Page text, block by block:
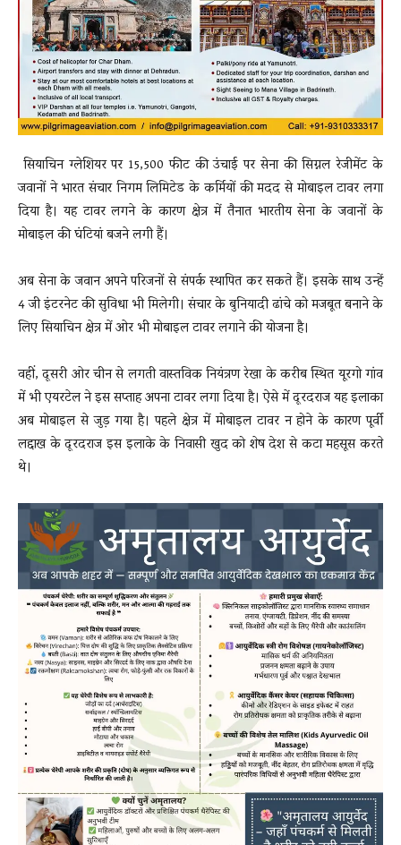
सियाचिन ग्लेशियर पर 15,500 फीट की उंचाई पर सेना की सिग्नल रेजीमेंट के
जवानों ने भारत संचार निगम लिमिटेड के कर्मियों की मदद से मोबाइल टावर लगा
दिया है। यह टावर लगने के कारण क्षेत्र में तैनात भारतीय सेना के जवानों के
मोबाइल की घंटियां बजने लगी हैं।
अब सेना के जवान अपने परिजनों से संपर्क स्थापित कर सकते हैं। इसके साथ उन्हें
4 जी इंटरनेट की सुविधा भी मिलेगी। संचार के बुनियादी ढांचे को मजबूत बनाने के
लिए सियाचिन क्षेत्र में ओर भी मोबाइल टावर लगाने की योजना है।
वहीं, दूसरी ओर चीन से लगती वास्तविक नियंत्रण रेखा के करीब स्थित यूरगो गांव
में भी एयरटेल ने इस सप्ताह अपना टावर लगा दिया है। ऐसे में दूरदराज यह इलाका
अब मोबाइल से जुड़ गया है। पहले क्षेत्र में मोबाइल टावर न होने के कारण पूर्वी
लद्दाख के दूरदराज इस इलाके के निवासी खुद को शेष देश से कटा महसूस करते
थे।